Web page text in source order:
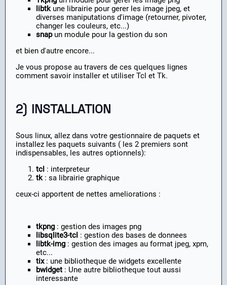
libtkune librairie pour gerer les image jpeg, et
diverses maniputations d'image (retourner, pivoter,
changer les couleurs, etc...)
snapun module pour la gestion du son
et bien d'autre encore...
Je vous propose au travers de ces quelques lignes
comment savoir installer et utiliser Tcl et Tk.
2) INSTALLATION
Sous linux, allez dans votre gestionnaire de paquets et
installez les paquets suivants ( les 2 premiers sont
indispensables, les autres optionnels):
tcl : interpreteur
tk: sa librairie graphique
ceux-ci apportent de nettes ameliorations :
tkpng : gestion des images png
libsqlite3-tcl : gestion des bases de donnees
libtk-img : gestion des images au format jpeg, xpm,
etc...
tix: une bibliotheque de widgets excellente
bwidget : Une autre bibliotheque tout aussi
interessante